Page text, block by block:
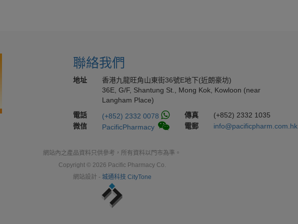
聯絡我們
地址
香港九龍旺角山東街36號E地下(近朗豪坊)
36E, G/F, Shantung St., Mong Kok, Kowloon (near
Langham Place)
電話
(+852) 2332 0078 傳真
(+852) 2332 1035
微信
PacificPharmacy 電郵 info@pacificpharm.com.hk
網站內之產品資料只供參考，所有資料以門市為準。
Copyright © 2026 Pacific Pharmacy Co.
網站設計 - 城通科技 CityTone